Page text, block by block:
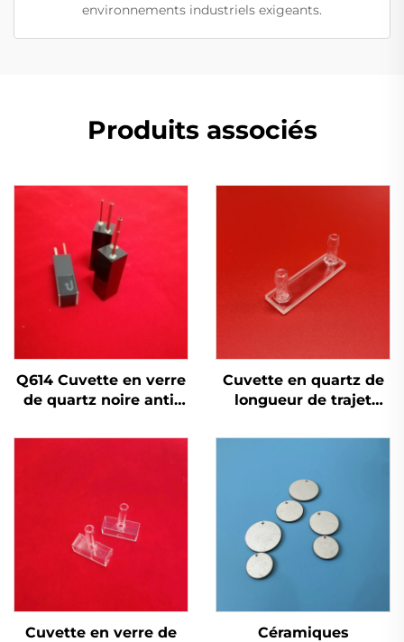
environnements industriels exigeants.
Produits associés
Q614 Cuvette en verre
de quartz noire anti-
analyseur
analyseur biochimique
Cuvette en quartz de
longueur de trajet
mm avec tube
pour instruments
spectroscopiques
chimiques
Cuvette en verre de
Céramiques